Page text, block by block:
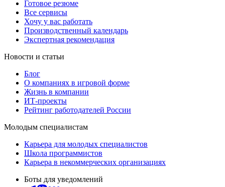
Готовое резюме
Все сервисы
Хочу у вас работать
Производственный календарь
Экспертная рекомендация
Новости и статьи
Блог
О компаниях в игровой форме
Жизнь в компании
ИТ-проекты
Рейтинг работодателей России
Молодым специалистам
Карьера для молодых специалистов
Школа программистов
Карьера в некоммерческих организациях
Боты для уведомлений